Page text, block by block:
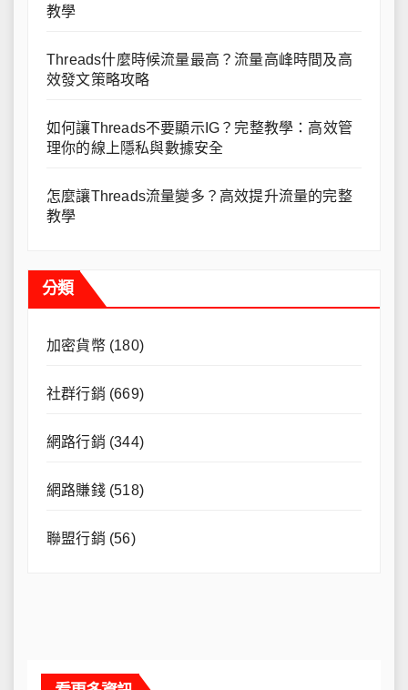
教學
Threads什麼時候流量最高？流量高峰時間及高
效發文策略攻略
如何讓Threads不要顯示IG？完整教學：高效管
理你的線上隱私與數據安全
怎麼讓Threads流量變多？高效提升流量的完整
教學
分類
加密貨幣(180)
社群行銷 (669)
網路行銷 (344)
網路賺錢(518)
聯盟行銷 (56)